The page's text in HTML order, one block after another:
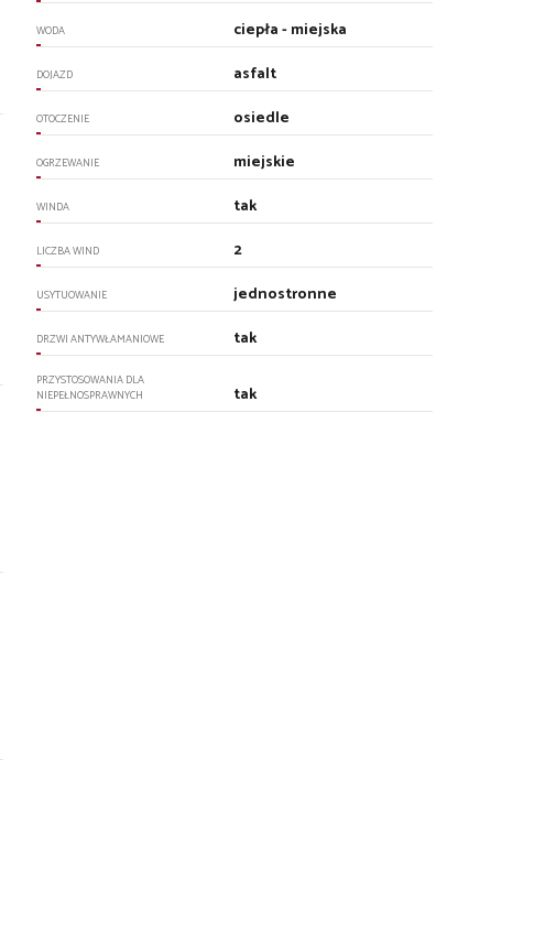
WODA ciepła - miejska
DOJAZD asfalt
OTOCZENIE osiedle
OGRZEWANIE miejskie
WINDA tak
LICZBA WIND 2
USYTUOWANIE jednostronne
DRZWI ANTYWŁAMANIOWE tak
PRZYSTOSOWANIA DLA
NIEPEŁNOSPRAWNYCH
tak